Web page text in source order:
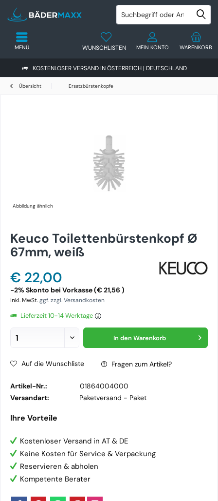
KOSTENLOSER VERSAND IN ÖSTERREICH | DEUTSCHLAND
WARENKORB
WUNSCHLISTEN MEIN KONTO
MENÜ
Übersicht Ersatzbürstenkopfe
Abbildung ähnlich
Keuco Toilettenbürstenkopf Ø
67mm, weiß
€ 22,00
-2% Skonto bei Vorkasse (€ 21,56 )
inkl. MwSt.ggf. zzgl. Versandkosten
Lieferzeit 10-14 Werktage
In den Warenkorb
Auf die Wunschliste Fragen zum Artikel?
Artikel-Nr.:
01864004000
Versandart:
Paketversand - Paket
Ihre Vorteile
Kostenloser Versand in AT & DE
Keine Kosten für Service & Verpackung
Reservieren & abholen
Kompetente Berater